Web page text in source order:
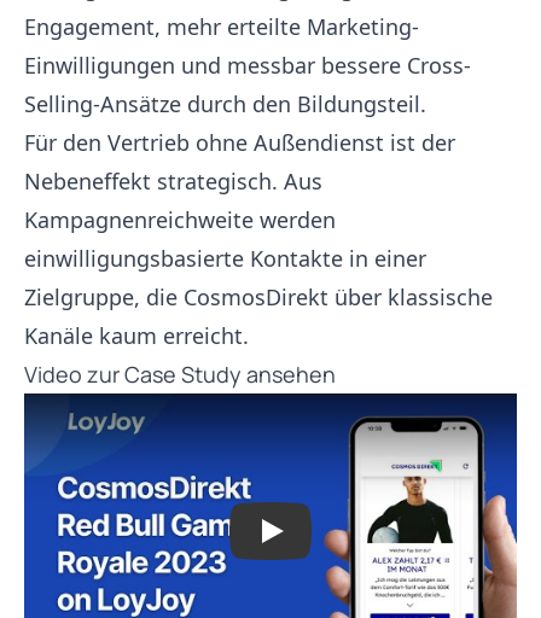
Engagement, mehr erteilte Marketing-
Einwilligungen und messbar bessere Cross-
Selling-Ansätze durch den Bildungsteil.
Für den Vertrieb ohne Außendienst ist der
Nebeneffekt strategisch. Aus
Kampagnenreichweite werden
einwilligungsbasierte Kontakte in einer
Zielgruppe, die CosmosDirekt über klassische
Kanäle kaum erreicht.
Video zur Case Study ansehen
Play